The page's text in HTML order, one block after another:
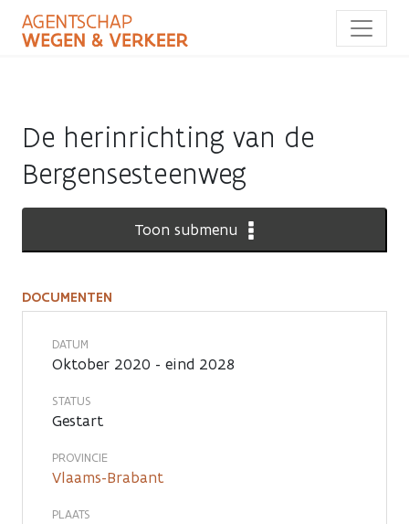
naar
De herinrichting van de
Bergensesteenweg
Toon submenu
Documenten
DOCUMENTEN
DATUM
Oktober 2020 - eind 2028
STATUS
Gestart
PROVINCIE
Vlaams-Brabant
PLAATS